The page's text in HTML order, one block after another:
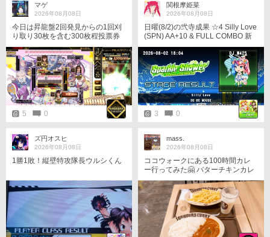
マゲ
2026年08月08日
今日は昇龍盤2回発見からの1回刈
り取り30枚を含む300枚程投票券
稼げました 青天丼いや青天井万
歳〜 明日も青天井で300枚稼ぐ
ぞ！
5 0
関根摩姫菜
2026年08月08日
日曜(8/2)の弐寺成果 ☆4 Silly Love
(SPN) AA+10 & FULL COMBO 新
曲時代(HEROIC VERSE時代)ぶり
に選曲 ソフラン怖かったけどなん
とかフルコンAA(｀･ω･´)ｷﾘｯ #IIDX
3 0
ズ円オスヒ
2026年08月08日
1勝1敗！縦壁特攻隊長ウルシくん
mass.
2026年08月08日
ココウォークにある100時間カレ
ー行ってみた🤗 バターチキンカレ
ー食べたよ 美味しい＋辛くなくて
食べやすかった♪（辛いと鼻水止ま
らんくて困るので🤧） 次行ったら
オリジナルビーフカレー食べてみ
たい！（これも辛くないらしい）
https://x.com/i/status/20860530679
30390648